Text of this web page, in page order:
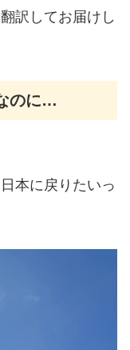
訳してお届けし
のに…
本に戻りたいっ